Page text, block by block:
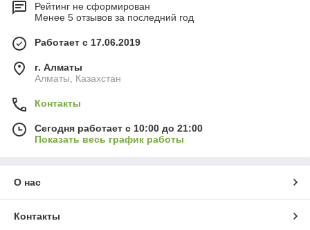
Рейтинг не сформирован
Менее 5 отзывов за последний год
Работает с 17.06.2019
г. Алматы
Алматы, Казахстан
Контакты
Сегодня работает с 10:00 до 21:00
Показать весь график работы
О нас
Контакты